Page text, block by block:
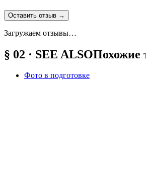
Оставить отзыв →
Загружаем отзывы…
§ 02 · SEE ALSOПохожие
Фото в подготовке